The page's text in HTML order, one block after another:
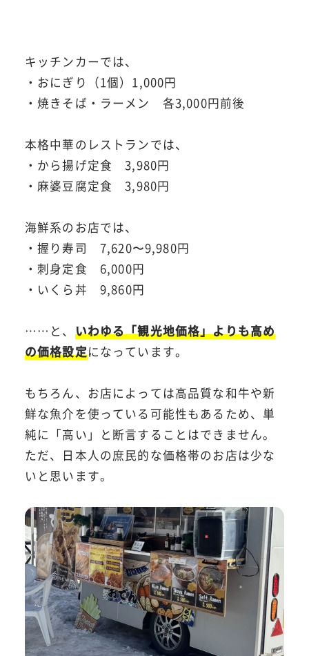
キッチンカーでは、
・おにぎり（1個）1,000円
・焼きそば・ラーメン 各3,000円前後
本格中華のレストランでは、
・から揚げ定食 3,980円
・麻婆豆腐定食 3,980円
海鮮系のお店では、
・握り寿司 7,620〜9,980円
・刺身定食 6,000円
・いくら丼 9,860円
……と、 いわゆる「観光地価格」よりも高め
の価格設定になっています。
もちろん、お店によっては高品質な和牛や新
鮮な魚介を使っている可能性もあるため、単
純に「高い」と断言することはできません。
ただ、日本人の庶民的な価格帯のお店は少な
いと思います。